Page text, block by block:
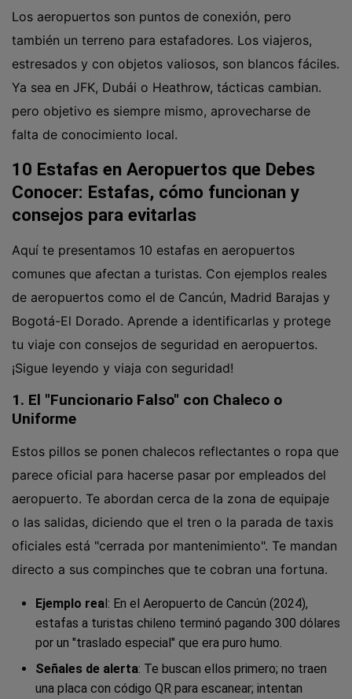
Los aeropuertos son puntos de conexión, pero
también un terreno para estafadores. Los viajeros,
estresados y con objetos valiosos, son blancos fáciles.
Ya sea en JFK, Dubái o Heathrow, tácticas cambian.
pero objetivo es siempre mismo, aprovecharse de
falta de conocimiento local.
10 Estafas en Aeropuertos que Debes
Conocer: Estafas, cómo funcionan y
consejos para evitarlas
Aquí te presentamos 10 estafas en aeropuertos
comunes que afectan a turistas. Con ejemplos reales
de aeropuertos como el de Cancún, Madrid Barajas y
Bogotá-El Dorado. Aprende a identificarlas y protege
tu viaje con consejos de seguridad en aeropuertos.
¡Sigue leyendo y viaja con seguridad!
1. El "Funcionario Falso" con Chaleco o
Uniforme
Estos pillos se ponen chalecos reflectantes o ropa que
parece oficial para hacerse pasar por empleados del
aeropuerto. Te abordan cerca de la zona de equipaje
o las salidas, diciendo que el tren o la parada de taxis
oficiales está "cerrada por mantenimiento". Te mandan
directo a sus compinches que te cobran una fortuna.
Ejemplo real: En el Aeropuerto de Cancún (2024),
estafas a turistas chileno terminó pagando 300 dólares
por un "traslado especial" que era puro humo.
Señales de alerta: Te buscan ellos primero; no traen
una placa con código QR para escanear; intentan